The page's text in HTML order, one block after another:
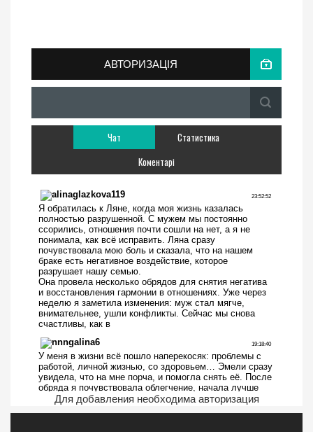
АВТОРИЗАЦІЯ
Чат
Статистика
Коментарі
Для добавления необходима авторизация